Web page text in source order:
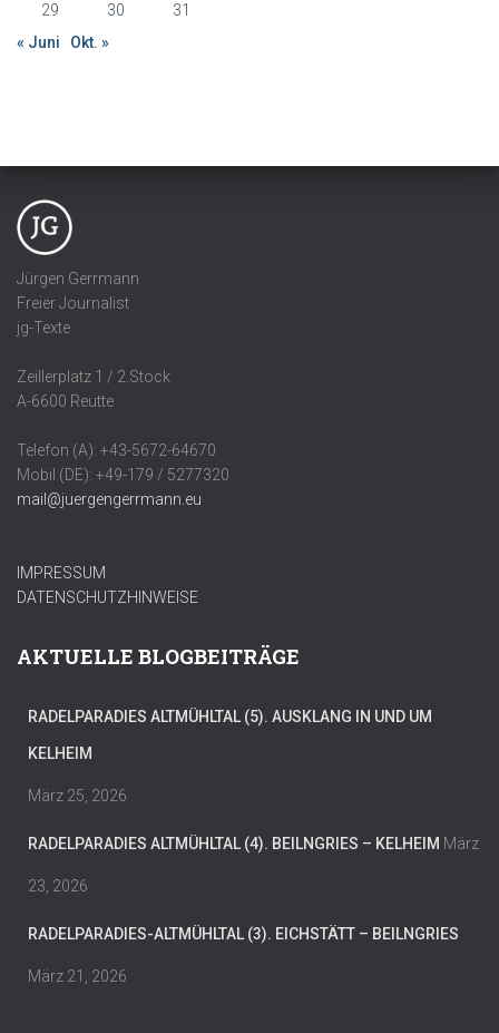
29 30
31
« Juni
Okt. »
Jürgen Gerrmann
Freier Journalist
jg-Texte
Zeillerplatz 1 / 2.Stock
A-6600 Reutte
Telefon (A): +43-5672-64670
Mobil (DE): +49-179 / 5277320
mail@juergengerrmann.eu
IMPRESSUM
DATENSCHUTZHINWEISE
AKTUELLE BLOGBEITRÄGE
RADELPARADIES ALTMÜHLTAL (5). AUSKLANG IN UND UM
KELHEIM
März 25, 2026
RADELPARADIES ALTMÜHLTAL (4). BEILNGRIES – KELHEIM März
23, 2026
RADELPARADIES-ALTMÜHLTAL (3). EICHSTÄTT – BEILNGRIES
März 21, 2026